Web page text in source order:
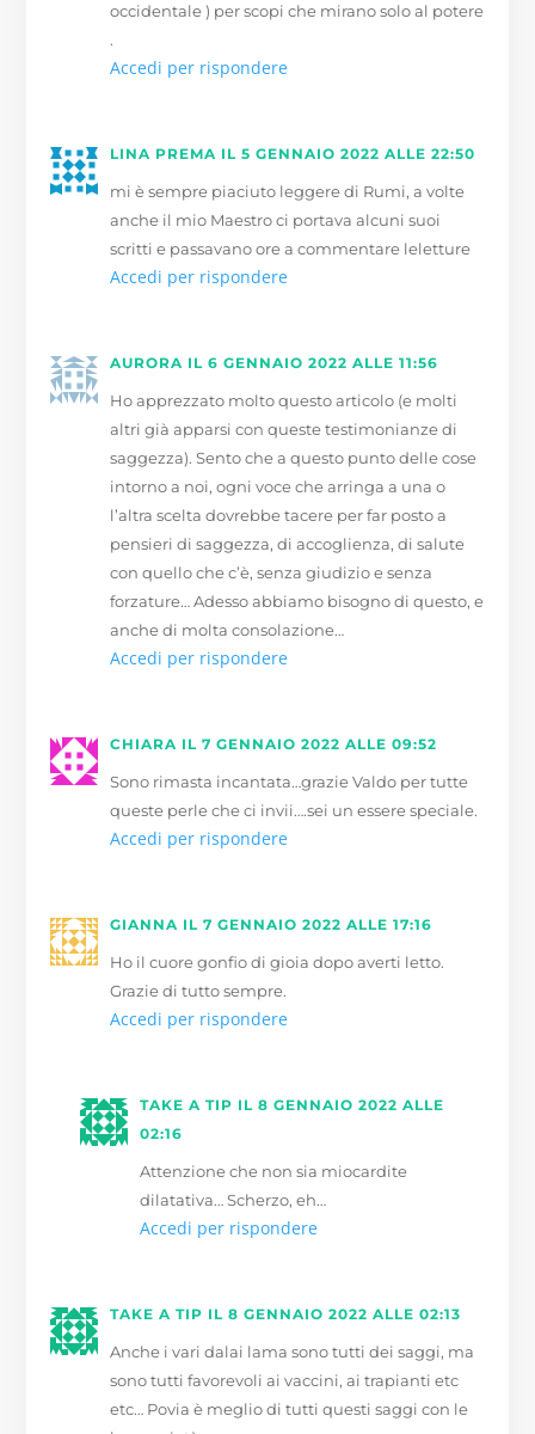
occidentale ) per scopi che mirano solo al potere
.
Accedi per rispondere
LINA PREMA IL 5 GENNAIO 2022 ALLE 22:50
mi è sempre piaciuto leggere di Rumi, a volte
anche il mio Maestro ci portava alcuni suoi
scritti e passavano ore a commentare leletture
Accedi per rispondere
AURORA IL 6 GENNAIO 2022 ALLE 11:56
Ho apprezzato molto questo articolo (e molti
altri già apparsi con queste testimonianze di
saggezza). Sento che a questo punto delle cose
intorno a noi, ogni voce che arringa a una o
l’altra scelta dovrebbe tacere per far posto a
pensieri di saggezza, di accoglienza, di salute
con quello che c’è, senza giudizio e senza
forzature… Adesso abbiamo bisogno di questo, e
anche di molta consolazione…
Accedi per rispondere
CHIARA IL 7 GENNAIO 2022 ALLE 09:52
Sono rimasta incantata…grazie Valdo per tutte
queste perle che ci invii….sei un essere speciale.
Accedi per rispondere
GIANNA IL 7 GENNAIO 2022 ALLE 17:16
Ho il cuore gonfio di gioia dopo averti letto.
Grazie di tutto sempre.
Accedi per rispondere
TAKE A TIP IL 8 GENNAIO 2022 ALLE
02:16
Attenzione che non sia miocardite
dilatativa… Scherzo, eh…
Accedi per rispondere
TAKE A TIP IL 8 GENNAIO 2022 ALLE 02:13
Anche i vari dalai lama sono tutti dei saggi, ma
sono tutti favorevoli ai vaccini, ai trapianti etc
etc… Povia è meglio di tutti questi saggi con le